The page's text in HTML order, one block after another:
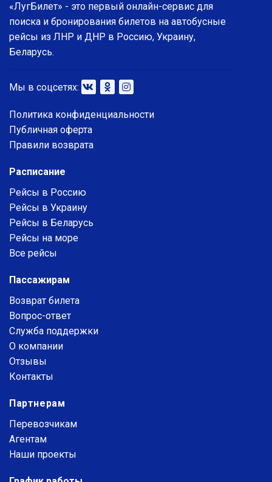
«ЛугБилет» - это первый онлайн-сервис для
поиска и бронирования билетов на автобусные
рейсы из ЛНР и ДНР в Россию, Украину,
Беларусь.
Мы в соцсетях:
Политика конфиденциальности
Публичная оферта
Правили возврата
Расписание
Рейсы в Россию
Рейсы в Украину
Рейсы в Беларусь
Рейсы на море
Все рейсы
Пассажирам
Возврат билета
Вопрос-ответ
Служба поддержки
О компании
Отзывы
Контакты
Партнерам
Перевозчикам
Агентам
Наши проекты